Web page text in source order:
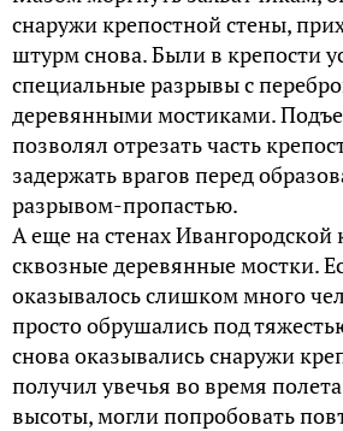
снаружи крепостной стены,
штурм снова. Были в крепости
специальные разрывы с
деревянными мостиками.
позволял отрезать часть
задержать врагов перед
разрывом-пропастью.
А еще на стенах Ивангородской
сквозные деревянные мостки.
оказывалось слишком много
просто обрушались под
снова оказывались снаружи
получил увечья во время
высоты, могли попробовать